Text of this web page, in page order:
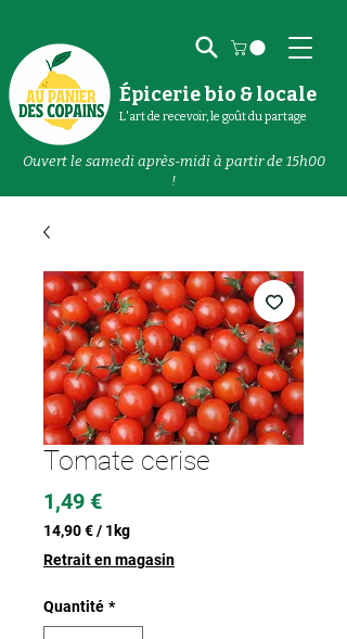
Épicerie bio & locale
L'art de recevoir, le goût du partage
Ouvert le samedi après-midi à partir de 15h00
!
Tomate cerise
1,49 €Prix
14,90 €/ 1kg
14,90 €
pour
Kilogramme
Retrait en magasin
Quantité *